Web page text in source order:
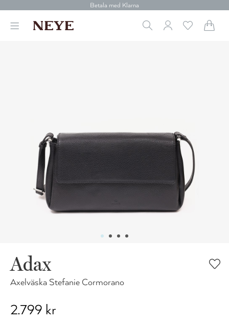
30 dagars retur
Betala med Klarna
Leverans 1-4 arbetsdagar
Adax
Axelväska Stefanie Cormorano
2.799 kr